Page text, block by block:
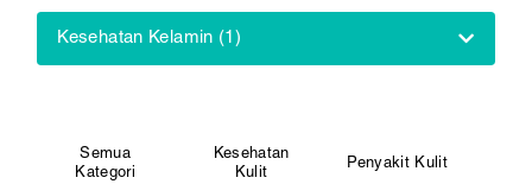
Kesehatan Kelamin (1)
Semua
Kategori
Kesehatan
Kulit
Penyakit Kulit